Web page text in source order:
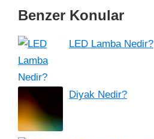
Benzer Konular
LED Lamba Nedir?
Diyak Nedir?